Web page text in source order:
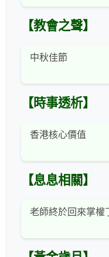
【教會之聲】
中秋佳節
【時事透析】
香港核心價值
【息息相關】
老師終於回來掌權